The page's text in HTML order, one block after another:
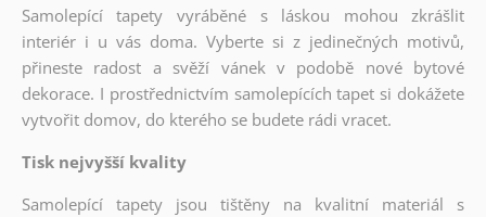
Samolepící tapety vyráběné s láskou mohou zkrášlit
interiér i u vás doma. Vyberte si z jedinečných motivů,
přineste radost a svěží vánek v podobě nové bytové
dekorace. I prostřednictvím samolepících tapet si dokážete
vytvořit domov, do kterého se budete rádi vracet.
Tisk nejvyšší kvality
Samolepící tapety jsou tištěny na kvalitní materiál s